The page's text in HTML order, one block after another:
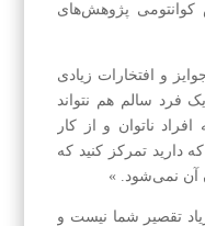
پژوهش‌های
و افتخارات زیادی
فرد سالم هم نتواند
ناتوان و از کار
دارید تمرکز کنید که
آن نمی‌شود. »
تقصیر شما نیست و